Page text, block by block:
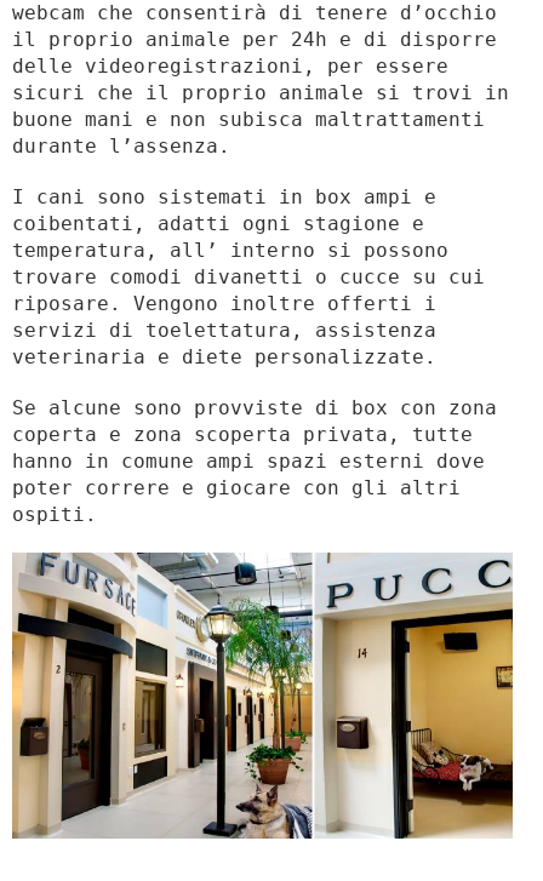
webcam che consentirà di tenere d’occhio
il proprio animale per 24h e di disporre
delle videoregistrazioni, per essere
sicuri che il proprio animale si trovi in
buone mani e non subisca maltrattamenti
durante l’assenza.
I cani sono sistemati in box ampi e
coibentati, adatti ogni stagione e
temperatura, all’ interno si possono
trovare comodi divanetti o cucce su cui
riposare. Vengono inoltre offerti i
servizi di toelettatura, assistenza
veterinaria e diete personalizzate.
Se alcune sono provviste di box con zona
coperta e zona scoperta privata, tutte
hanno in comune ampi spazi esterni dove
poter correre e giocare con gli altri
ospiti.